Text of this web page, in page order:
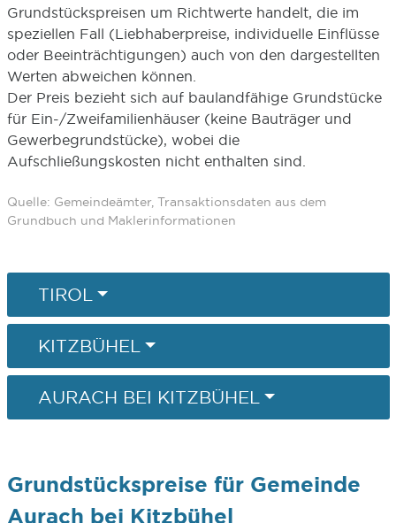
Grundstückspreisen um Richtwerte handelt, die im
speziellen Fall (Liebhaberpreise, individuelle Einflüsse
oder Beeinträchtigungen) auch von den dargestellten
Werten abweichen können.
Der Preis bezieht sich auf baulandfähige Grundstücke
für Ein-/Zweifamilienhäuser (keine Bauträger und
Gewerbegrundstücke), wobei die
Aufschließungskosten nicht enthalten sind.
Quelle: Gemeindeämter, Transaktionsdaten aus dem
Grundbuch und Maklerinformationen
TIROL
KITZBÜHEL
AURACH BEI KITZBÜHEL
Grundstückspreise für Gemeinde
Aurach bei Kitzbühel